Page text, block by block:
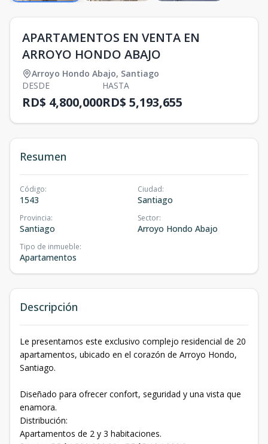
APARTAMENTOS EN VENTA EN
ARROYO HONDO ABAJO
Arroyo Hondo Abajo, Santiago
DESDE
RD$ 4,800,000
HASTA
RD$ 5,193,655
Resumen
Código:
1543
Ciudad:
Santiago
Provincia:
Santiago
Sector:
Arroyo Hondo Abajo
Tipo de inmueble:
Apartamentos
Descripción
Le presentamos este exclusivo complejo residencial de 20
apartamentos, ubicado en el corazón de Arroyo Hondo,
Santiago.
Diseñado para ofrecer confort, seguridad y una vista que
enamora.
Distribución:
Apartamentos de 2 y 3 habitaciones.